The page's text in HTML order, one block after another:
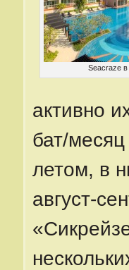
Seacraze
активно
бат/
летом, в
август-